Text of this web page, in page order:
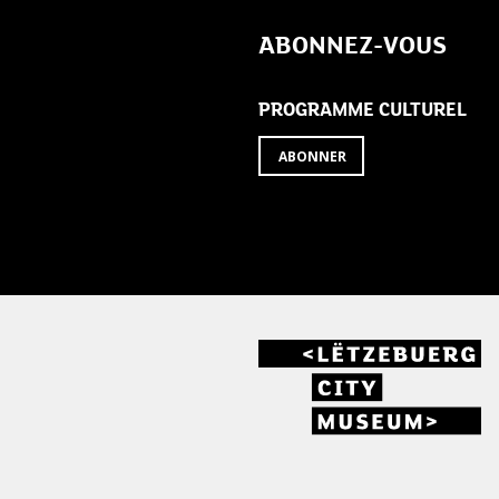
ABONNEZ-VOUS
PROGRAMME CULTUREL
ABONNER